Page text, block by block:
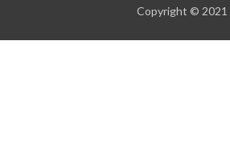
Copyright © 2021